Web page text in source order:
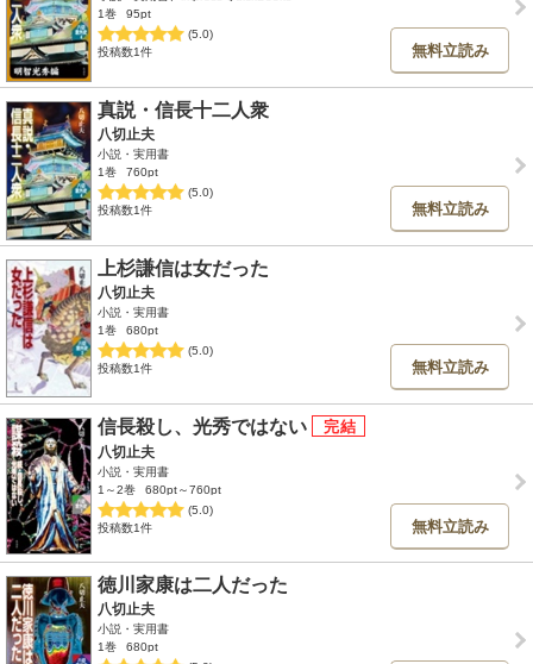
1巻
95pt
(5.0)
投稿数1件
無料立読み
真説・信長十二人衆
八切止夫
小説・実用書
1巻
760pt
(5.0)
投稿数1件
無料立読み
上杉謙信は女だった
八切止夫
小説・実用書
1巻
680pt
(5.0)
投稿数1件
無料立読み
信長殺し、光秀ではない
八切止夫
小説・実用書
1～2巻
680pt～760pt
(5.0)
投稿数1件
無料立読み
徳川家康は二人だった
八切止夫
小説・実用書
1巻
680pt